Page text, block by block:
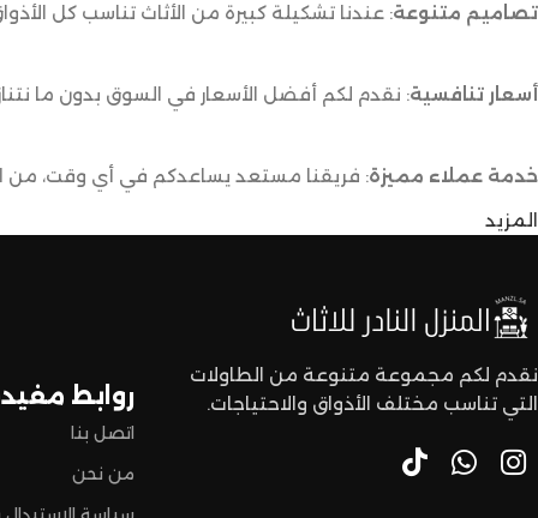
تصاميم متنوعة: عندنا تشكيلة كبيرة من الأثاث تناسب كل
أسعار تنافسية: نقدم لكم أفضل الأسعار في السوق بدون ما
خدمة عملاء مميزة: فريقنا مستعد يساعدكم في أي وقت، من
اختاروا الراحة والأناقة من المنزل النادر للاثاث الآن وعيشوا
المزيد
روابط
اتصل بنا
من نحن
نقدم لكم مجموعة متنوعة من الطاولات
التي تناسب مختلف الأذواق والاحتياجات.